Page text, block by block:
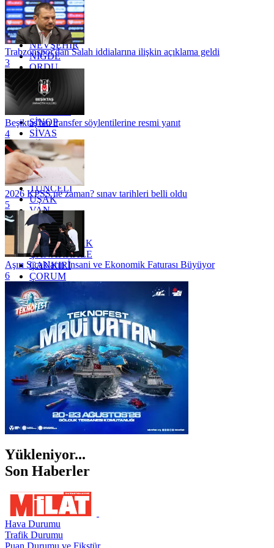
MERSİN
MUĞLA
MUŞ
NEVŞEHİR
NİĞDE
ORDU
OSMANİYE
RİZE
SAKARYA
SİNOP
SİVAS
SİİRT
TEKİRDAĞ
TOKAT
TRABZON
TUNCELİ
UŞAK
VAN
YALOVA
YOZGAT
ZONGULDAK
ÇANAKKALE
ÇANKIRI
ÇORUM
İSTANBUL
İZMİR
ŞANLIURFA
ŞIRNAK
Trabzonspor'dan Salah iddialarına ilişkin açıklama geldi
3
Beşiktaş'tan transfer söylentilerine resmi yanıt
4
2026 KPSS ne zaman? sınav tarihleri belli oldu
5
Aşırı Sıcakların İnsani ve Ekonomik Faturası Büyüyor
6
Yükleniyor...
Son Haberler
Hava Durumu
Trafik Durumu
Puan Durumu ve Fikstür